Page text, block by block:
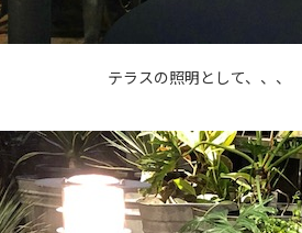
テラスの照明として、、、